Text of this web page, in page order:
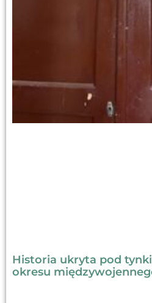
Historia ukryta pod
okresu